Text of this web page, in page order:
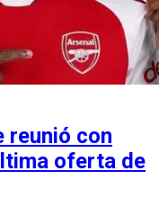
reunió con
oferta de